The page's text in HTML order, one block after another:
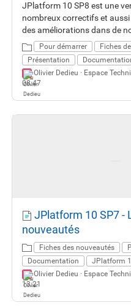
JPlatform 10 SP8 est une
nombreux correctifs et
des améliorations dans de
Cette fiche vous décrit les
nouveautés.
Pour démarrer
Fiches
Présentation
Olivier Dedieu · Espace
08:47
JPlatform 10 SP7 -
nouveautés
Fiches des nouveautés
Documentation
JPlatform
Olivier Dedieu · Espace
13:21